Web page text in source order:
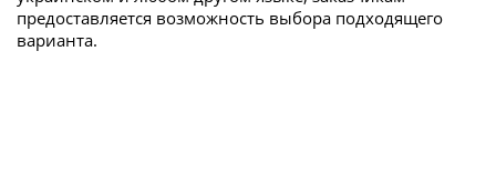
предоставляется возможность выбора подходящего
варианта.